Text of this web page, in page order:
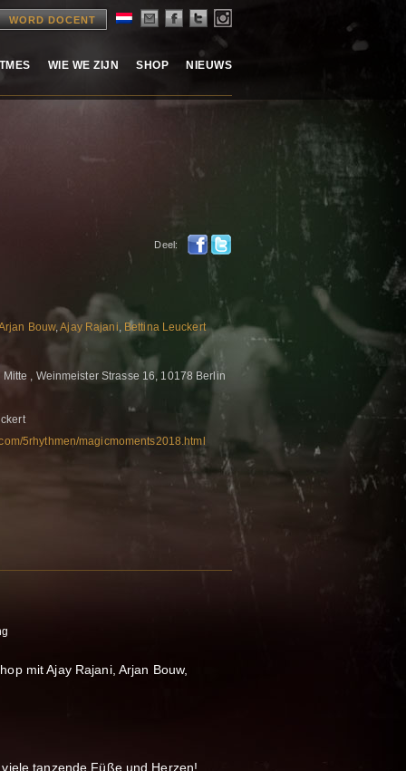
WORD DOCENT
WIE WE ZIJN SHOP NIEUWS
Deel:
Bouw,Ajay Rajani, Bettina Leuckert
, Weinmeister Strasse 16, 10178 Berlin
5rhythmen/magicmoments2018.html
mit Ajay Rajani, Arjan Bouw,
tanzende Füße und Herzen!